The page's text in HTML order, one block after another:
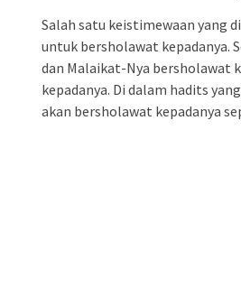
Salah satu keistimewaan yang
untuk bersholawat kepadanya.
dan Malaikat-Nya bersholawat
kepadanya. Di dalam hadits
akan bersholawat kepadanya